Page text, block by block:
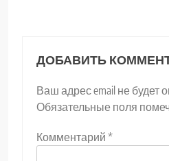
ДОБАВИТЬ
Ваш адрес email не будет
Обязательные поля
Комментарий *